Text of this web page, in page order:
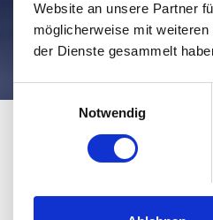
Website an unsere Partner
möglicherweise mit
der Dienste gesammelt
Notwendig